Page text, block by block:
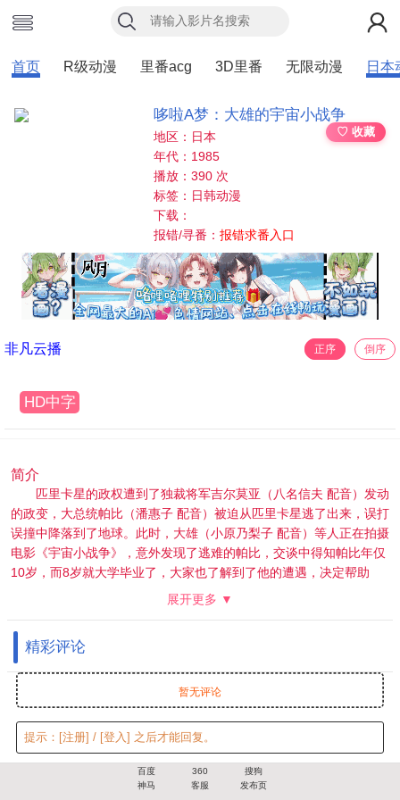
首页 R级动漫 里番acg 3D里番 无限动漫 日本
哆啦A梦：大雄的宇宙小战争
♡ 收藏
地区：日本
年代：1985
播放：390 次
标签：日韩动漫
下载：
报错/寻番：报错求番入口
非凡云播 正序 倒序
HD中字
简介
匹里卡星的政权遭到了独裁将军吉尔莫亚（八名信夫 配音）发动
的政变，大总统帕比（潘惠子 配音）被迫从匹里卡星逃了出来，误打
误撞中降落到了地球。此时，大雄（小原乃梨子 配音）等人正在拍摄
电影《宇宙小战争》，意外发现了逃难的帕比，交谈中得知帕比年仅
10岁，而8岁就大学毕业了，大家也了解到了他的遭遇，决定帮助
他，并同他成了好朋友。吉尔莫亚军队通过小型侦察机找到帕比的行
大家，最后向叛军投降了。帕比的爱犬胖胖（三ツ矢雄二 配音）通过
自己的嗅觉找了帕比的位置，可惜来玩了一步，正好遇上了哆啦A梦
等人，大家计划一要救回静香和帕比，一同向皮力卡星出发了，但在
未知的星球里又将会有什么样的冒险等待着他们了……
展开更多 ▼
精彩评论
暂无评论
提示： [注册] / [登入] 之后才能回复。
百度 360
搜狗
神马
客服 发布页